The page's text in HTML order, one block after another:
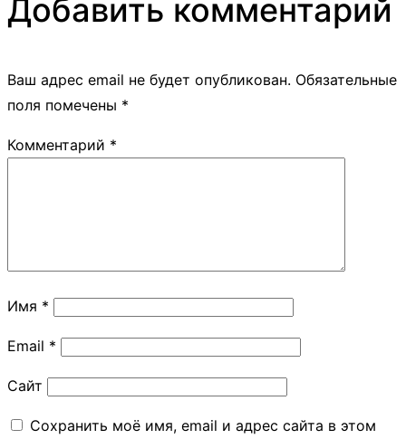
Добавить комментарий
Ваш адрес email не будет опубликован. Обязательные
поля помечены *
Комментарий *
Имя *
Email *
Сайт
Сохранить моё имя, email и адрес сайта в этом